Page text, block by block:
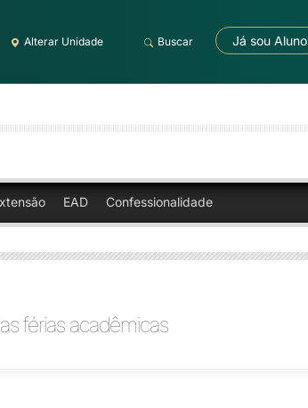
Alterar Unidade Buscar Já sou Aluno
EAD Confessionalidade
férias acadêmicas